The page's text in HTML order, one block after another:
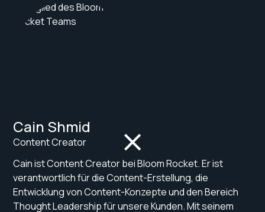
Cain Shmid
Content Creator
Cain ist Content Creator bei Bloom Rocket. Er ist
verantwortlich für die Content-Erstellung, die
Entwicklung von Content-Konzepte und den Bereich
Thought Leadership für unsere Kunden. Mit seinem